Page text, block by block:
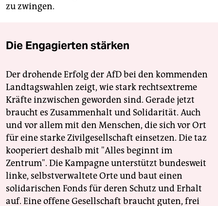
zu zwingen.
Die Engagierten stärken
Der drohende Erfolg der AfD bei den kommenden
Landtagswahlen zeigt, wie stark rechtsextreme
Kräfte inzwischen geworden sind. Gerade jetzt
braucht es Zusammenhalt und Solidarität. Auch
und vor allem mit den Menschen, die sich vor Ort
für eine starke Zivilgesellschaft einsetzen. Die taz
kooperiert deshalb mit "Alles beginnt im
Zentrum". Die Kampagne unterstützt bundesweit
linke, selbstverwaltete Orte und baut einen
solidarischen Fonds für deren Schutz und Erhalt
auf. Eine offene Gesellschaft braucht guten, frei